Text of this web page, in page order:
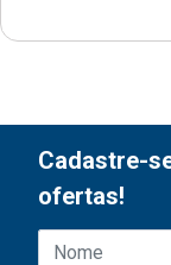
Cadastre-
ofertas!